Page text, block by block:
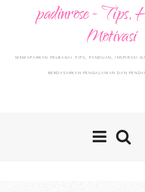
padinrose - Tips,
Motivasi
MEMAPARKAN PELBAGAI TIPS, PANDUAN, INSPIRASI
BERDASARKAN PENGALAMAN DAN